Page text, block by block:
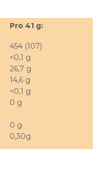
Pro 41 g:
454 (107)
<0,1 g
26,7 g
14,6 g
<0,1 g
0 g
0 g
0,30g